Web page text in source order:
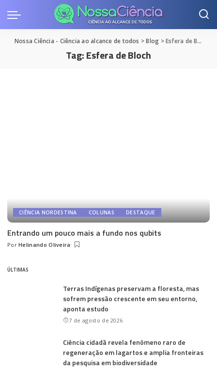
Nossa Ciência - Ciência ao alcance de todos >Blog >Esfera de Bloch
Tag:Esfera de Bloch
CIÊNCIA NORDESTINA COLUNAS DESTAQUE
Entrando um pouco mais a fundo nos qubits
Posted
Por Helinando Oliveira
ÚLTIMAS
Terras Indígenas preservam a floresta, mas
sofrem pressão crescente em seu entorno,
aponta estudo
7 de agosto de 2026
Ciência cidadã revela fenômeno raro de
regeneração em lagartos e amplia fronteiras
da pesquisa em biodiversidade